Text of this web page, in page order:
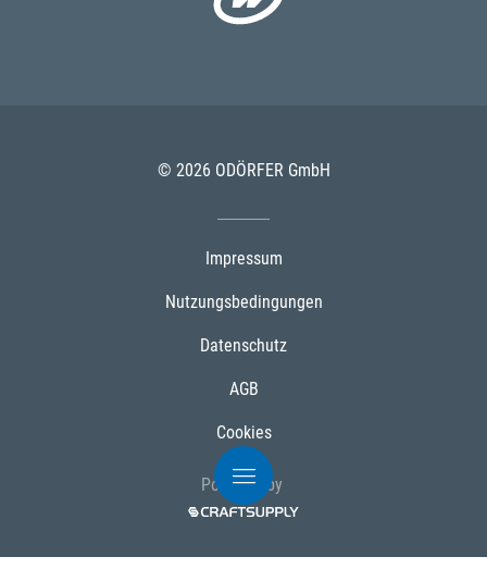
© 2026 ODÖRFER GmbH
Impressum
Nutzungsbedingungen
Datenschutz
AGB
Cookies
Powered by